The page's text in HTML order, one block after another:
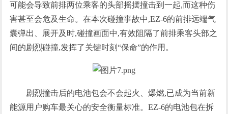
可能会导致前排两位乘客的头部摇摆撞击到一起,而这种伤
害甚至会危及生命。在本次碰撞事故中,EZ-6的前排远端气
囊弹出、展开及时,碰撞画面中,有效阻隔了前排乘客头部之
间的剧烈碰撞,发挥了关键时刻“保命”的作用。
剧烈撞击后的电池包会不会起火、爆燃,已成为当前新
能源用户购车最关心的安全衡量标准。EZ-6的电池包在拆